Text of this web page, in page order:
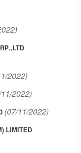
2022)
2022)
(07/11/2022)
LIMITED